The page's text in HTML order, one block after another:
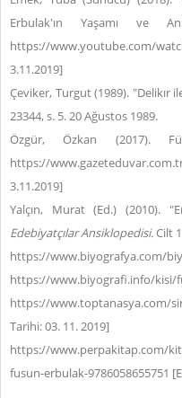
Erbulak'ın Yaşamı ve
https://www.youtube.com/
3.11.2019]
Çeviker, Turgut (1989). "Delikır ile
23344, s. 5. 20 Ağustos 1989.
Özgür, Özkan (2017).
https://
3.11.2019]
Yalçın, Murat (Ed.) (2010).
Edebiyatçılar Ansiklopedisi.Cilt
https://www.biyografya.com/
https://www.biyografi.info/kisi/
https://
Tarihi: 03. 11. 2019]
https://www.perpakitap.com/
fusun-erbulak-9786058655751